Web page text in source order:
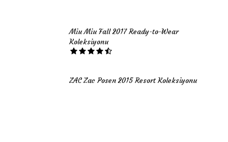
Miu Miu Fall 2017 Ready-to-Wear
Koleksiyonu
ZAC Zac Posen 2015 Resort Koleksiyonu